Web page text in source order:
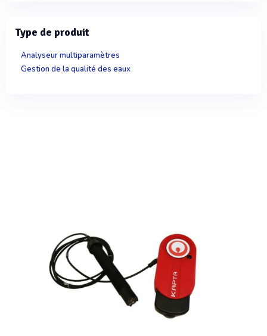
Type de produit
Analyseur multiparamètres
Gestion de la qualité des eaux